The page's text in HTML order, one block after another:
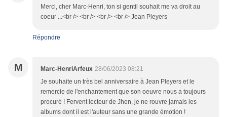
Merci, cher Marc-Henri, ton si gentil souhait me va droit au
coeur ...<br /> <br /> <br /> <br /> Jean Pleyers
Répondre
M Marc-HenriArfeux 28/06/2023 08:21
Je souhaite un très bel anniversaire à Jean Pleyers et le
remercie de l'enchantement que son oeuvre nous a toujours
procuré ! Fervent lecteur de Jhen, je ne rouvre jamais les
albums dont il est l'auteur sans une grande émotion !